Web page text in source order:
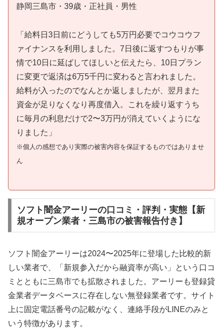
静岡三島市・39歳・正社員・男性
「給料日3日前にどうしても5万円必要でコウコウフ
ァイナンスを利用しました。7日後に返すつもりが事
情で10日に延ばしてほしいと伝えたら、10日プラン
に変更で返済は6万5千円に変わると言われました。
給料が入ったのでなんとか返しましたが、翌月また
資金が足りなくなり再度借入。これを繰り返すうち
に毎月の利息だけで2〜3万円が消えていくようにな
りました」
※個人の感想であり実際の被害内容を保証するものではありませ
ん
ソフト闇金アーリーの口コミ・評判・実態【新
規オープン業者・三島市の被害報告付き】
ソフト闇金アーリーは2024〜2025年に登場した比較的新
しい業者で、「新規参入だから融資率が高い」という口コ
ミとともに三島市でも拡散されました。アーリーも登録貸
金業者データベースに存在しない無登録業者です。サイト
上に固定電話番号の記載がなく、連絡手段がLINEのみと
いう特徴があります。